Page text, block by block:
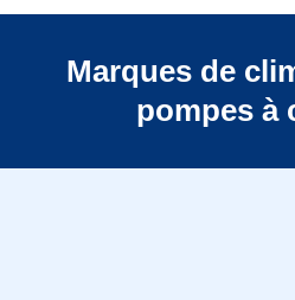
Marques de
pompes à